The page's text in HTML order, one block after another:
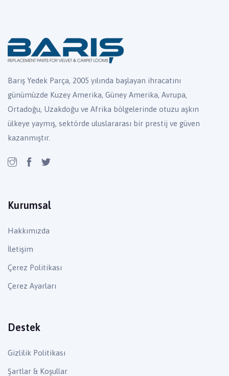
Barış Yedek Parça, 2005 yılında başlayan ihracatını
günümüzde Kuzey Amerika, Güney Amerika, Avrupa,
Ortadoğu, Uzakdoğu ve Afrika bölgelerinde otuzu aşkın
ülkeye yaymış, sektörde uluslararası bir prestij ve güven
kazanmıştır.
Kurumsal
Hakkımızda
İletişim
Çerez Politikası
Çerez Ayarları
Destek
Gizlilik Politikası
Şartlar & Koşullar